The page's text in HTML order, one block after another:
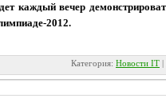
каждый вечер
2012.
Категория: Новости IT |